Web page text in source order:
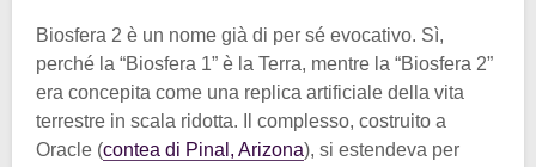
Biosfera 2 è un nome già di per sé evocativo. Sì,
perché la “Biosfera 1” è la Terra, mentre la “Biosfera 2”
era concepita come una replica artificiale della vita
terrestre in scala ridotta. Il complesso, costruito a
Oracle (contea di Pinal, Arizona), si estendeva per